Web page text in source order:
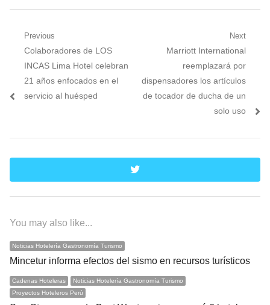
Navegación
entradas
Previous
Previous
post:
Colaboradores de LOS
INCAS Lima Hotel celebran
21 años enfocados en el
servicio al huésped
Next
Next
post:
Marriott International
reemplazará por
dispensadores los artículos
de tocador de ducha de un
solo uso
twitter
You may also like...
Noticias Hotelería Gastronomía Turismo
Mincetur informa efectos del sismo en recursos turísticos
Cadenas Hoteleras
Noticias Hotelería Gastronomía Turismo
Proyectos Hoteleros Perú